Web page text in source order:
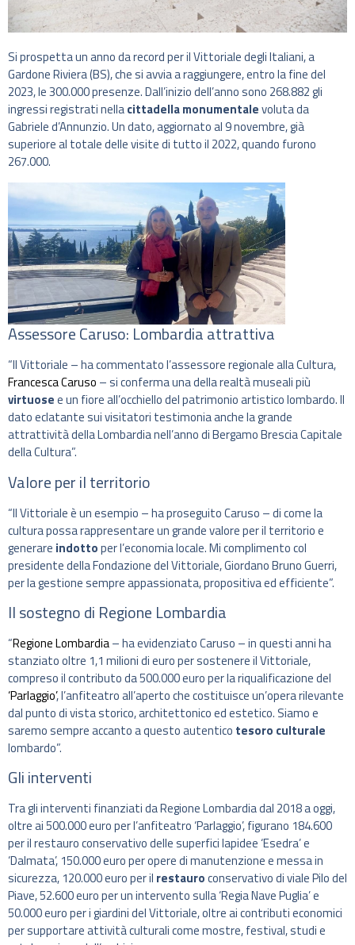
Si prospetta un anno da record per il Vittoriale degli Italiani, a
Gardone Riviera (BS), che si avvia a raggiungere, entro la fine del
2023, le 300.000 presenze. Dall’inizio dell’anno sono 268.882 gli
ingressi registrati nellacittadella monumentalevoluta da
Gabriele d’Annunzio. Un dato, aggiornato al 9 novembre, già
superiore al totale delle visite di tutto il 2022, quando furono
267.000.
Assessore Caruso: Lombardia attrattiva
“Il Vittoriale – ha commentato l’assessore regionale alla Cultura,
Francesca Caruso – si conferma una della realtà museali più
virtuosee un fiore all’occhiello del patrimonio artistico lombardo. Il
dato eclatante sui visitatori testimonia anche la grande
attrattività della Lombardia nell’anno di Bergamo Brescia Capitale
della Cultura”.
Valore per il territorio
“Il Vittoriale è un esempio – ha proseguito Caruso – di come la
cultura possa rappresentare un grande valore per il territorio e
generare indottoper l’economia locale. Mi complimento col
presidente della Fondazione del Vittoriale, Giordano Bruno Guerri,
per la gestione sempre appassionata, propositiva ed efficiente”.
Il sostegno di Regione Lombardia
“Regione Lombardia– ha evidenziato Caruso – in questi anni ha
stanziato oltre 1,1 milioni di euro per sostenere il Vittoriale,
compreso il contributo da 500.000 euro per la riqualificazione del
‘Parlaggio’, l’anfiteatro all’aperto che costituisce un’opera rilevante
dal punto di vista storico, architettonico ed estetico. Siamo e
saremo sempre accanto a questo autentico tesoro culturale
lombardo”.
Gli interventi
Tra gli interventi finanziati da Regione Lombardia dal 2018 a oggi,
oltre ai 500.000 euro per l’anfiteatro ‘Parlaggio’, figurano 184.600
per il restauro conservativo delle superfici lapidee ‘Esedra’ e
‘Dalmata’, 150.000 euro per opere di manutenzione e messa in
sicurezza, 120.000 euro per il restauroconservativo di viale Pilo del
Piave, 52.600 euro per un intervento sulla ‘Regia Nave Puglia’ e
50.000 euro per i giardini del Vittoriale, oltre ai contributi economici
per supportare attività culturali come mostre, festival, studi e